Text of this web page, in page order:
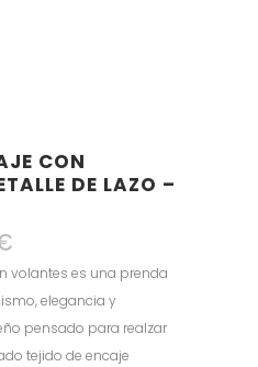
CON
DE LAZO –
precio
actual
es:
21.95€.
volantes es una prenda
elegancia y
pensado para realzar
tejido de encaje